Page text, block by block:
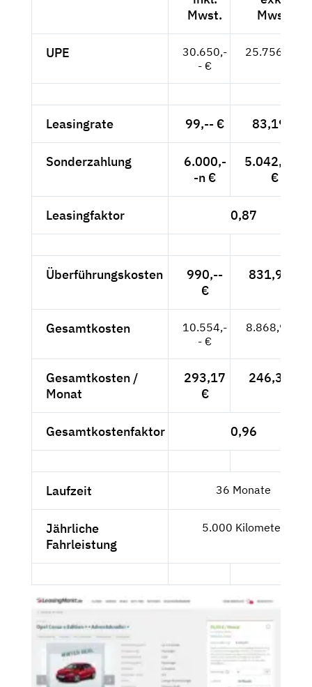
Mwst.
Mwst.
UPE
30.650,-
- €
25.756,-- €
Leasingrate 99,-- € 83,19 €
Sonderzahlung
6.000,-
-n €
5.042,02n
€
Leasingfaktor 0,87
Überführungskosten
990,--
€
831,93 €
Gesamtkosten
10.554,-
- €
8.868,91 €
Gesamtkosten /
Monat
293,17
€
246,36 €
Gesamtkostenfaktor 0,96
Laufzeit 36 Monate
Jährliche
Fahrleistung
5.000 Kilometer